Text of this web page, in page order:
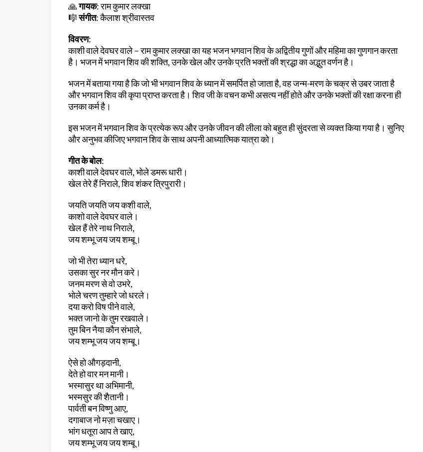
🙏गायक: राम कुमार लक्खा
🎼संगीत: कैलाश श्रीवास्तव
विवरण:
काशी वाले देवघर वाले – राम कुमार लक्खा का यह भजन भगवान शिव के अद्वितीय गुणों और महिमा का गुणगान करता
है। भजन में भगवान शिव की शक्ति, उनके खेल और उनके प्रति भक्तों की श्रद्धा का अद्भुत वर्णन है।
भजन में बताया गया है कि जो भी भगवान शिव के ध्यान में समर्पित हो जाता है, वह जन्म-मरण के चक्र से उबर जाता है
और भगवान शिव की कृपा प्राप्त करता है। शिव जी के वचन कभी असत्य नहीं होते और उनके भक्तों की रक्षा करना ही
उनका कर्म है।
इस भजन में भगवान शिव के प्रत्येक रूप और उनके जीवन की लीला को बहुत ही सुंदरता से व्यक्त किया गया है। सुनिए
और अनुभव कीजिए भगवान शिव के साथ अपनी आध्यात्मिक यात्रा को।
गीत के बोल:
काशी वाले देवघर वाले, भोले डमरू धारी।
खेल तेरे हैं निराले, शिव शंकर त्रिपुरारी।
जयति जयति जय कशी वाले,
काशो वाले देवघर वाले।
खेल हैं तेरे नाथ निराले,
जय शम्भू जय जय शम्बू।
जो भी तेरा ध्यान धरे,
उसका सुर नर मौन करे।
जनम मरण से वो उभरे,
भोले चरण तुम्हारे जो धरले।
दया करो विष पीने वाले,
भक्त जानो के तुम रखवाले।
तुम बिन नैया कौन संभाले,
जय शम्भू जय जय शम्बू।
ऐसे हो औगड़दानी,
देते हो वार मन मानी।
भस्मासुर था अभिमानी,
भस्मसुर की शैतानी।
पार्वती बन विष्णु आए,
दगाबाज नो मज़ा चखाए।
भांग धतूरा आप ते खाए,
जय शम्भू जय जय शम्बू।